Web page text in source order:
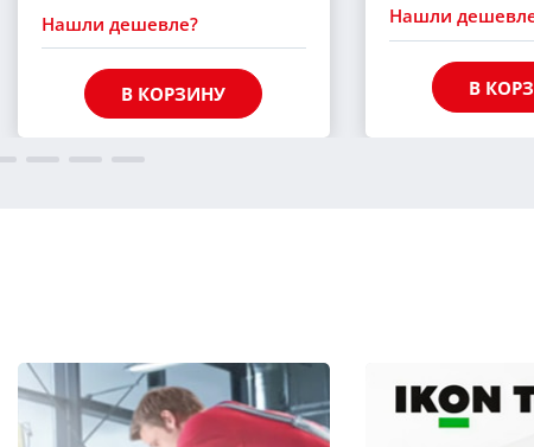
Нашли дешевле?
В КОРЗИНУ
Нашли
В